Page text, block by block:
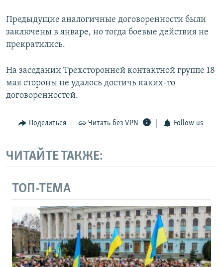
Предыдущие аналогичные договоренности были
заключены в январе, но тогда боевые действия не
прекратились.
На заседании Трехсторонней контактной группе 18
мая стороны не удалось достичь каких-то
договоренностей.
Поделиться Читать без VPN Follow us
ЧИТАЙТЕ ТАКЖЕ:
ТОП-ТЕМА